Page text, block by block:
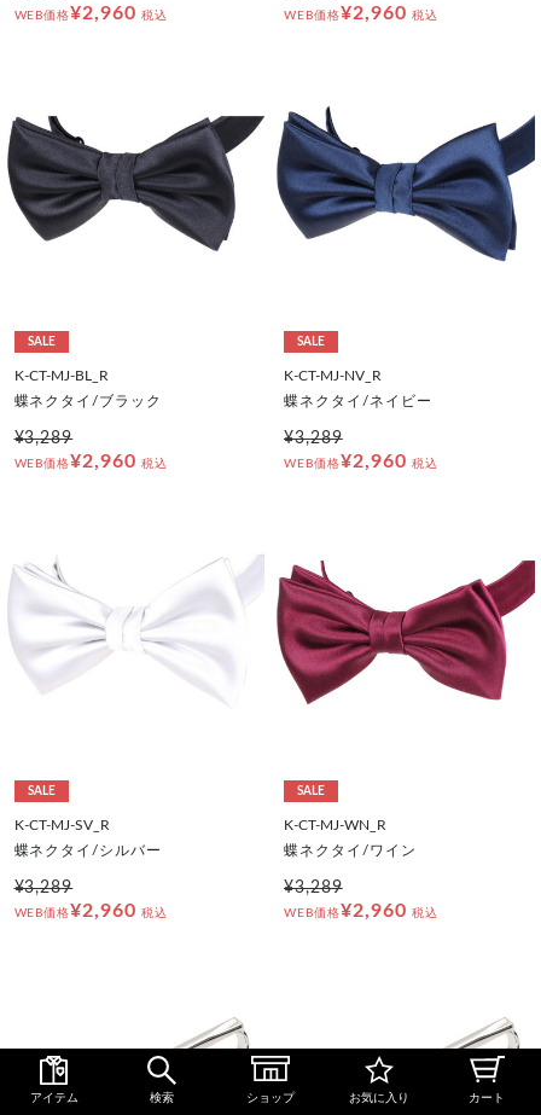
WEB価格¥2,960 税込 WEB価格¥2,960 税込
SALE
K-CT-MJ-BL_R
蝶ネクタイ/ブラック
¥3,289
WEB価格¥2,960 税込
SALE
K-CT-MJ-NV_R
蝶ネクタイ/ネイビー
¥3,289
WEB価格¥2,960 税込
SALE
K-CT-MJ-SV_R
蝶ネクタイ/シルバー
¥3,289
WEB価格¥2,960 税込
SALE
K-CT-MJ-WN_R
蝶ネクタイ/ワイン
¥3,289
WEB価格¥2,960 税込
アイテム 検索 ショップ お気に入り カート